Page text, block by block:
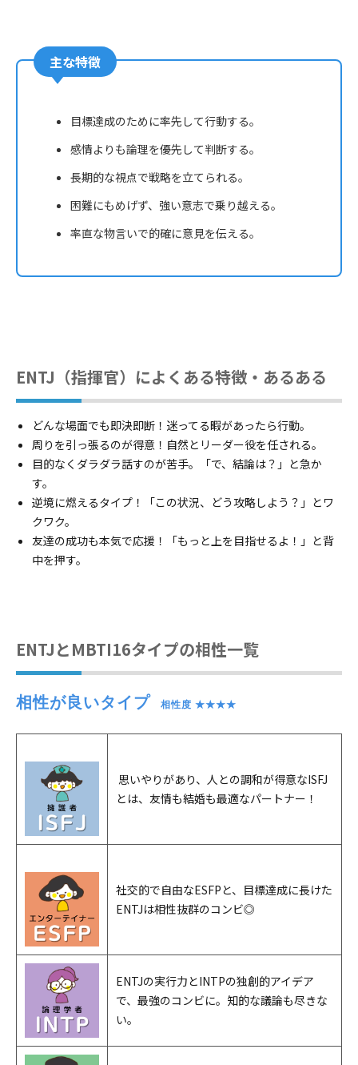
主な特徴
目標達成のために率先して行動する。
感情よりも論理を優先して判断する。
長期的な視点で戦略を立てられる。
困難にもめげず、強い意志で乗り越える。
率直な物言いで的確に意見を伝える。
ENTJ（指揮官）によくある特徴・あるある
どんな場面でも即決即断！迷ってる暇があったら行動。
周りを引っ張るのが得意！自然とリーダー役を任される。
目的なくダラダラ話すのが苦手。「で、結論は？」と急か
す。
逆境に燃えるタイプ！「この状況、どう攻略しよう？」とワ
クワク。
友達の成功も本気で応援！「もっと上を目指せるよ！」と背
中を押す。
ENTJとMBTI16タイプの相性一覧
相性が良いタイプ 相性度 ★★★★
思いやりがあり、人との調和が得意なISFJ
とは、友情も結婚も最適なパートナー！
社交的で自由なESFPと、目標達成に長けた
ENTJは相性抜群のコンビ◎
ENTJの実行力とINTPの独創的アイデア
で、最強のコンビに。知的な議論も尽きな
い。